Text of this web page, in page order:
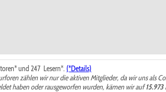
und 247 Lesern*. (*Details)
zählen wir nur die aktiven Mitglieder, da wir uns
haben oder rausgeworfen wurden, kämen wir auf